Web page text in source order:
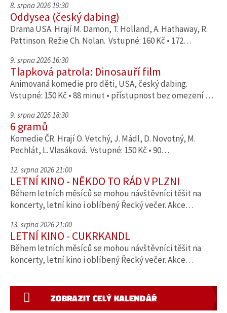
8. srpna 2026 19:30
Oddysea (český dabing)
Drama USA. Hrají M. Damon, T. Holland, A. Hathaway, R.
Pattinson. Režie Ch. Nolan. Vstupné: 160 Kč • 172…
9. srpna 2026 16:30
Tlapková patrola: Dinosauří film
Animovaná komedie pro děti, USA, český dabing.
Vstupné: 150 Kč • 88 minut • přístupnost bez omezení …
9. srpna 2026 18:30
6 gramů
Komedie ČR. Hrají O. Vetchý, J. Mádl, D. Novotný, M.
Pechlát, L. Vlasáková. Vstupné: 150 Kč • 90…
12. srpna 2026 21:00
LETNÍ KINO - NĚKDO TO RÁD V PLZNI
Během letních měsíců se mohou návštěvníci těšit na
koncerty, letní kino i oblíbený Řecký večer. Akce…
13. srpna 2026 21:00
LETNÍ KINO - CUKRKANDL
Během letních měsíců se mohou návštěvníci těšit na
koncerty, letní kino i oblíbený Řecký večer. Akce…
ZOBRAZIT CELÝ KALENDÁŘ